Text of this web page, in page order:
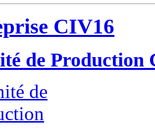
CIV16
de Production